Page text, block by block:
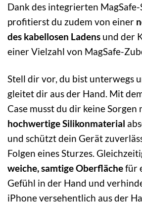
Dank des integrierten MagSafe-
profitierst du zudem von einer
des kabellosen Ladens und der
einer Vielzahl von MagSafe-
Stell dir vor, du bist unterwegs
gleitet dir aus der Hand. Mit
Case musst du dir keine Sorgen
hochwertige Silikonmaterial
und schützt dein Gerät
Folgen eines Sturzes.
weiche, samtige Oberflächefür
Gefühl in der Hand und
iPhone versehentlich aus der